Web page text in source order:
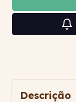
Descrição